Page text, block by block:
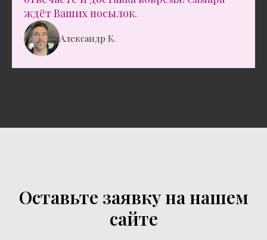
ждёт Ваших посылок.
Александр К.
Оставьте заявку на нашем
сайте